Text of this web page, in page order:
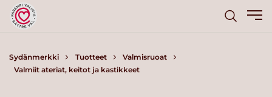
Sydänmerkki Tuotteet
Valmisruoat
Valmiit ateriat, keitot ja kastikkeet